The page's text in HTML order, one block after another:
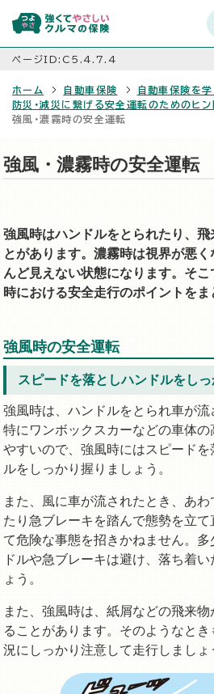
ページID:C5.4.7.4
ホーム 自動車保険
自動車保険を学
防災・減災に繋げる安全運転のためのヒン
強風・濃霧時の安全運転
強風・濃霧時の安全運転
強風時はハンドルをとられたり、
とがあります。濃霧時は視界が悪
んど見えない状態になります。そ
時における安全走行のポイントをま
強風時の安全運転
スピードを落としハンドルをし
強風時は、ハンドルをとられ車が流
特にワンボックスカーなどの車体
やすいので、強風時にはスピード
ルをしっかり握りましょう。
また、風に車が流されたとき、あ
たり急ブレーキを踏んで態勢を立
て危険な事態を招きかねません。
ドルや急ブレーキは避け、落ち着
ょう。
また、強風時は、紙屑などの飛来
ることがあります。そのようなと
況にしっかり注意して走行しましょ